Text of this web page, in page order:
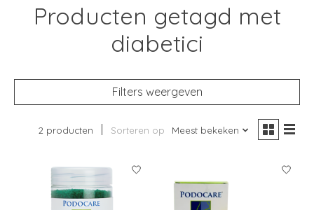
Producten getagd met
diabetici
Filters weergeven
2 producten Sorteren op Meest bekeken